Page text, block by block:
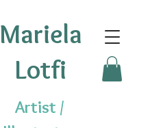
Mariela
Lotfi
Artist /